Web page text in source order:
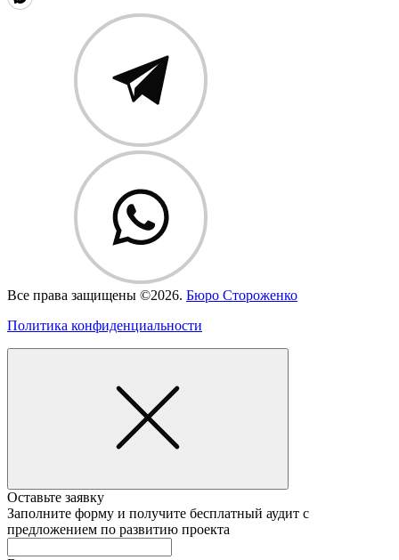
Все права защищены ©2026. Бюро Стороженко
Политика конфиденциальности
Оставьте заявку
Заполните форму и получите бесплатный аудит с
предложением по развитию проекта